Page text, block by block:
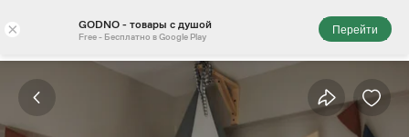
× GODNO - товары с душой
Free - Бесплатно в Google Play
Перейти